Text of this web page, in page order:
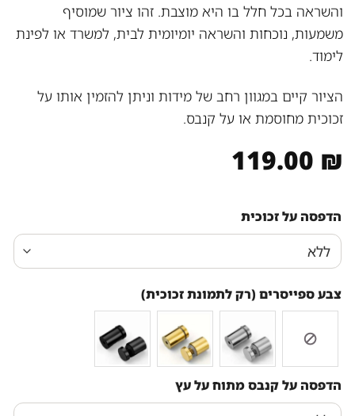
והשראה בכל חלל בו היא מוצבת. זהו ציור שמוסיף
משמעות, נוכחות והשראה יומיומית לבית, למשרד או לפינת
לימוד.
הציור קיים במגוון רחב של מידות וניתן להזמין אותו על
זכוכית מחוסמת או על קנבס.
119.00 ₪
הדפסה על זכוכית
צבע ספייסרים (רק לתמונת זכוכית)
הדפסה על קנבס מתוח על עץ